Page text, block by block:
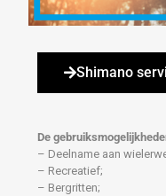
Shimano
De
– Deelname aan
– Recreatief;
– Bergritten;